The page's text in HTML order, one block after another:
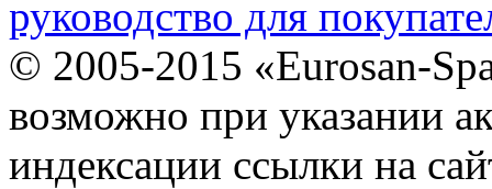
руководство для
© 2005-2015 «Eurosan-
возможно при указании
индексации ссылки на